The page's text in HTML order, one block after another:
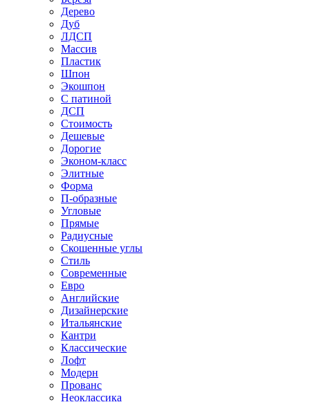
Дерево
Дуб
ЛДСП
Массив
Пластик
Шпон
Экошпон
С патиной
ДСП
Стоимость
Дешевые
Дорогие
Эконом-класс
Элитные
Форма
П-образные
Угловые
Прямые
Радиусные
Скошенные углы
Стиль
Современные
Евро
Английские
Дизайнерские
Итальянские
Кантри
Классические
Лофт
Модерн
Прованс
Неоклассика